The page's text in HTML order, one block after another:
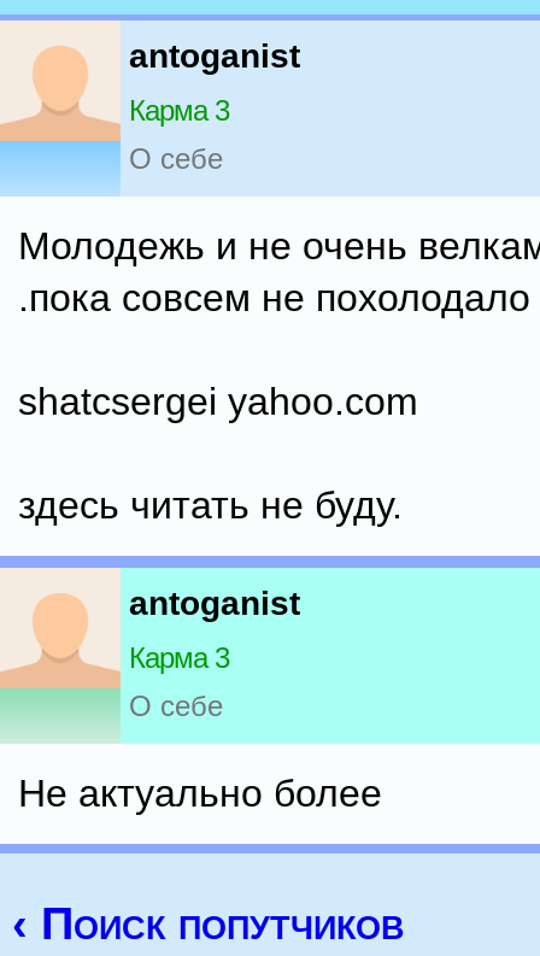
antoganist
Карма 3
О себе
Молодежь и не очень
.пока совсем не похолодало
shatcsergei yahoo.com
здесь читать не буду.
antoganist
Карма 3
О себе
Не актуально более
‹ Поиск попутчиков